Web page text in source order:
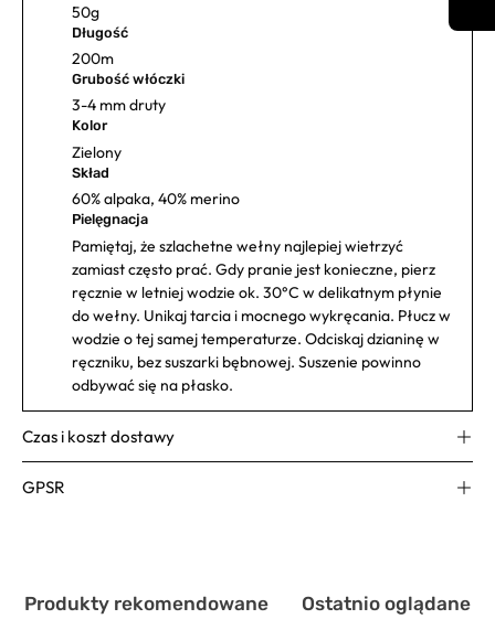
50g
Długość
200m
Grubość włóczki
3-4 mm druty
Kolor
Zielony
Skład
60% alpaka, 40% merino
Pielęgnacja
Pamiętaj, że szlachetne wełny najlepiej wietrzyć
zamiast często prać. Gdy pranie jest konieczne, pierz
ręcznie w letniej wodzie ok. 30°C w delikatnym płynie
do wełny. Unikaj tarcia i mocnego wykręcania. Płucz w
wodzie o tej samej temperaturze. Odciskaj dzianinę w
ręczniku, bez suszarki bębnowej. Suszenie powinno
odbywać się na płasko.
Czas i koszt dostawy
GPSR
Produkty rekomendowane Ostatnio oglądane